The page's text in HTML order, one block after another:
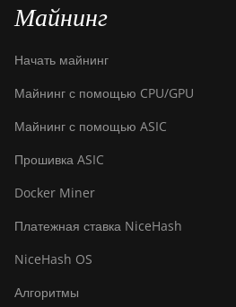
Майнинг
Начать майнинг
Майнинг с помощью CPU/GPU
Майнинг с помощью ASIC
Прошивка ASIC
Docker Miner
Платежная ставка NiceHash
NiceHash OS
Алгоритмы